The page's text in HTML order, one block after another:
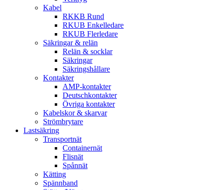
Kabel
RKKB Rund
RKUB Enkelledare
RKUB Flerledare
Säkringar & relän
Relän & socklar
Säkringar
Säkringshållare
Kontakter
AMP-kontakter
Deutschkontakter
Övriga kontakter
Kabelskor & skarvar
Strömbrytare
Lastsäkring
Transportnät
Containernät
Flisnät
Spånnät
Kätting
Spännband